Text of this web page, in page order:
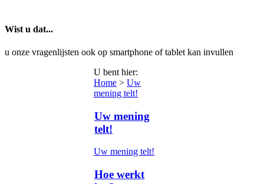
Wist u dat...
u onze vragenlijsten ook op smartphone of tablet kan invullen
U bent hier:
Home > Uw
mening telt!
Uw mening
telt!
Uw mening telt!
Hoe werkt